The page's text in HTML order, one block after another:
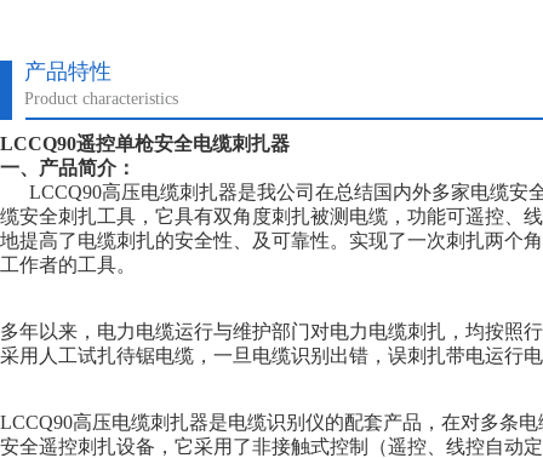
产品特性
Product characteristics
LCCQ90遥控单枪安全电缆刺扎器
一、产品简介：
LCCQ90高压电缆刺扎器是我公司在总结国内外多家电缆安
缆安全刺扎工具，它具有双角度刺扎被测电缆，功能可遥控、
地提高了电缆刺扎的安全性、及可靠性。实现了一次刺扎两个
工作者的工具。
多年以来，电力电缆运行与维护部门对电力电缆刺扎，均按照
采用人工试扎待锯电缆，一旦电缆识别出错，误刺扎带电运行
LCCQ90高压电缆刺扎器是电缆识别仪的配套产品，在对多条
安全遥控刺扎设备，它采用了非接触式控制（遥控、线控自动